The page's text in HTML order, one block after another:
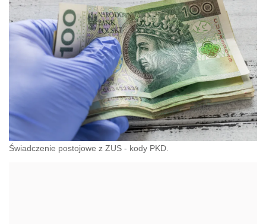
Świadczenie postojowe z ZUS - kody PKD.